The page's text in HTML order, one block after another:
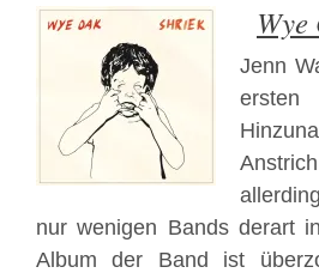
Wye
Jenn
nur wenigen Bands derart
Album der Band ist